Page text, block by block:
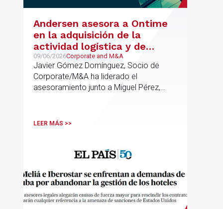
Andersen asesora a Ontime
en la adquisición de la
actividad logística y de
transporte de Campillo
Palmera
09/06/2026Corporate and M&A
Javier Gómez Domínguez, Socio de
Corporate/M&A ha liderado el
asesoramiento junto a Miguel Pérez,
LEER MÁS >>